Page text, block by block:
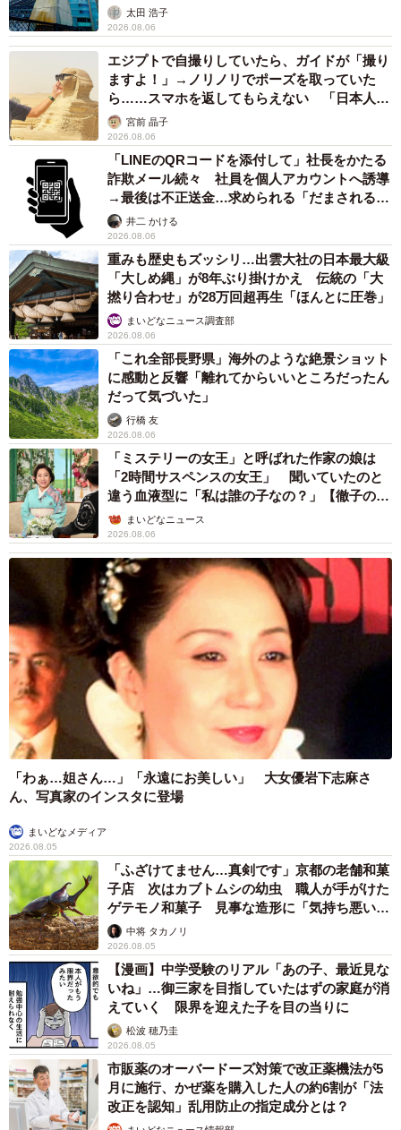
太田 浩子
2026.08.06
エジプトで自撮りしていたら、ガイドが「撮り
ますよ！」→ノリノリでポーズを取っていた
ら……スマホを返してもらえない 「日本人は
カモ代表かも」「私は6時間で3万円払った」
宮前 晶子
2026.08.06
「LINEのQRコードを添付して」社長をかたる
詐欺メール続々 社員を個人アカウントへ誘導
→最後は不正送金…求められる「だまされる前
提」の対策
井二 かける
2026.08.06
重みも歴史もズッシリ…出雲大社の日本最大級
「大しめ縄」が8年ぶり掛けかえ 伝統の「大
撚り合わせ」が28万回超再生「ほんとに圧巻」
まいどなニュース調査部
2026.08.06
「これ全部長野県」海外のような絶景ショット
に感動と反響「離れてからいいところだったん
だって気づいた」
行橋 友
2026.08.06
「ミステリーの女王」と呼ばれた作家の娘は
「2時間サスペンスの女王」 聞いていたのと
違う血液型に「私は誰の子なの？」【徹子の部
屋】まいどなニュース
2026.08.06
「わぁ…姐さん…」「永遠にお美しい」 大女優岩下志麻さ
ん、写真家のインスタに登場
まいどなメディア
2026.08.05
「ふざけてません…真剣です」京都の老舗和菓
子店 次はカブトムシの幼虫 職人が手がけた
ゲテモノ和菓子 見事な造形に「気持ち悪いく
らいリアル」
中将 タカノリ
2026.08.05
【漫画】中学受験のリアル「あの子、最近見な
いね」…御三家を目指していたはずの家庭が消
えていく 限界を迎えた子を目の当りに
松波 穂乃圭
2026.08.05
市販薬のオーバードーズ対策で改正薬機法が5
月に施行、かぜ薬を購入した人の約6割が「法
改正を認知」乱用防止の指定成分とは？